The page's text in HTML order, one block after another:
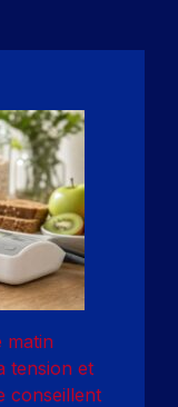
matin
tension et
conseillent